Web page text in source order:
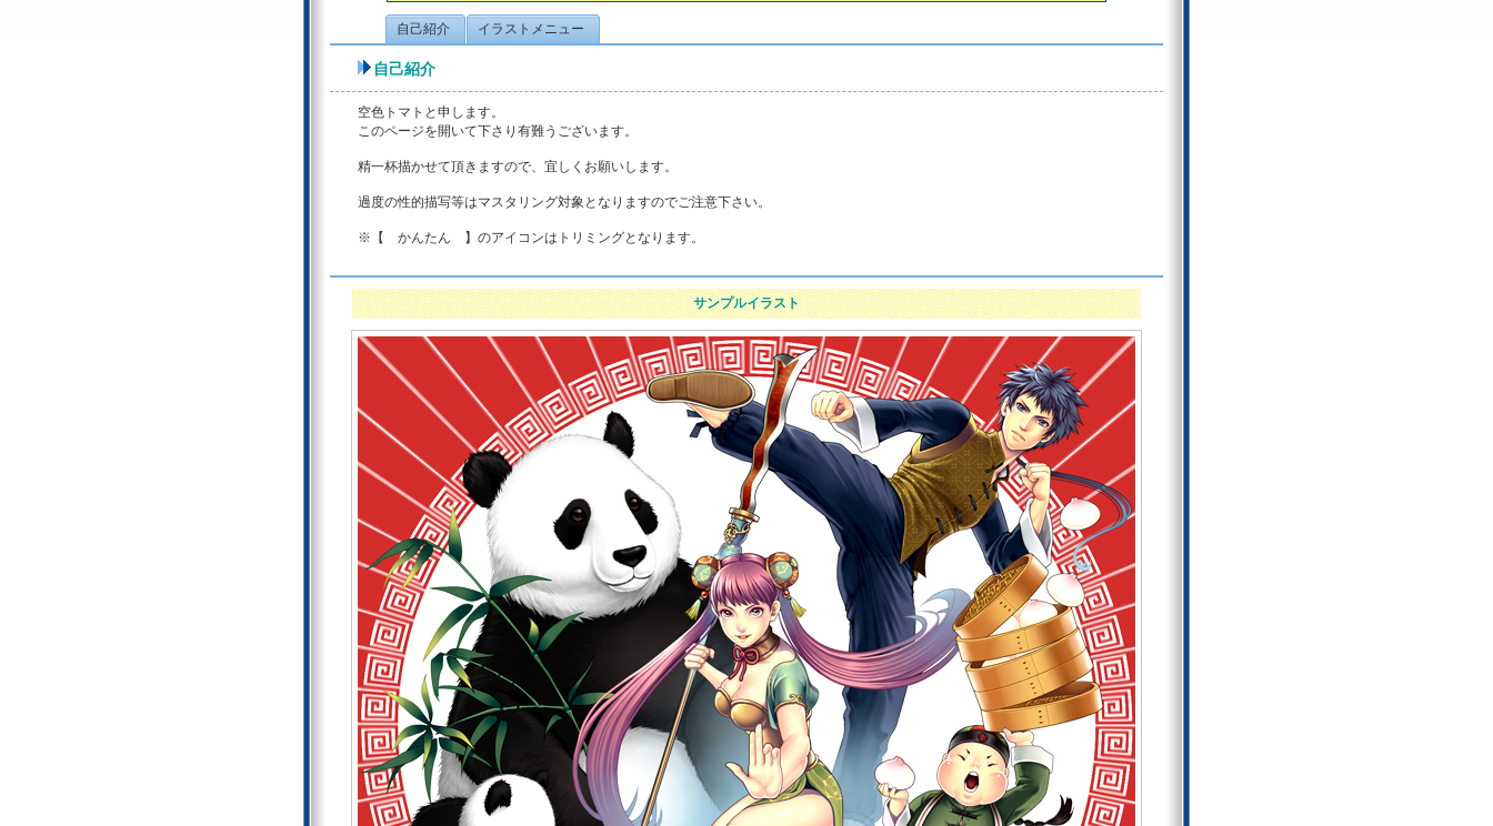
自己紹介 イラストメニュー
自己紹介
空色トマトと申します。
このページを開いて下さり有難うございます。
精一杯描かせて頂きますので、宜しくお願いします。
過度の性的描写等はマスタリング対象となりますのでご注意下さい。
※【 かんたん 】のアイコンはトリミングとなります。
サンプルイラスト